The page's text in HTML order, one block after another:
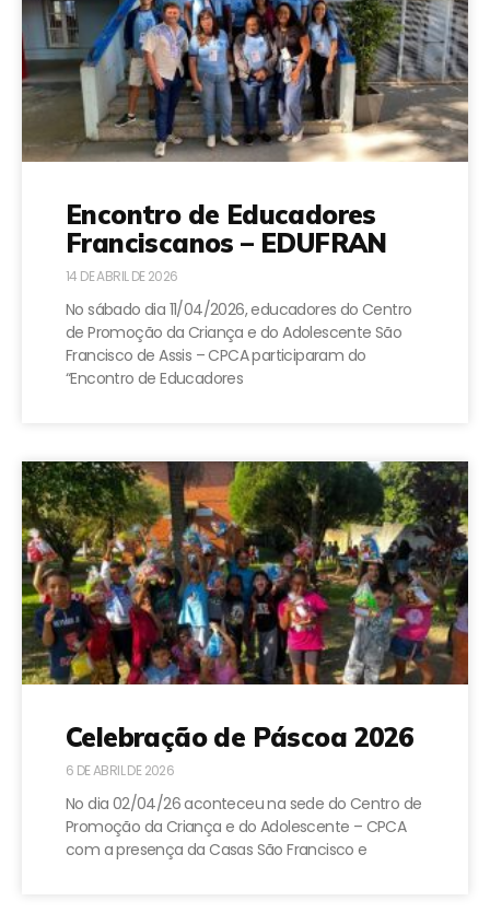
Encontro de Educadores
Franciscanos – EDUFRAN
14 DE ABRIL DE 2026
No sábado dia 11/04/2026, educadores do Centro
de Promoção da Criança e do Adolescente São
Francisco de Assis – CPCA participaram do
“Encontro de Educadores
Celebração de Páscoa 2026
6 DE ABRIL DE 2026
No dia 02/04/26 aconteceu na sede do Centro de
Promoção da Criança e do Adolescente – CPCA
com a presença da Casas São Francisco e